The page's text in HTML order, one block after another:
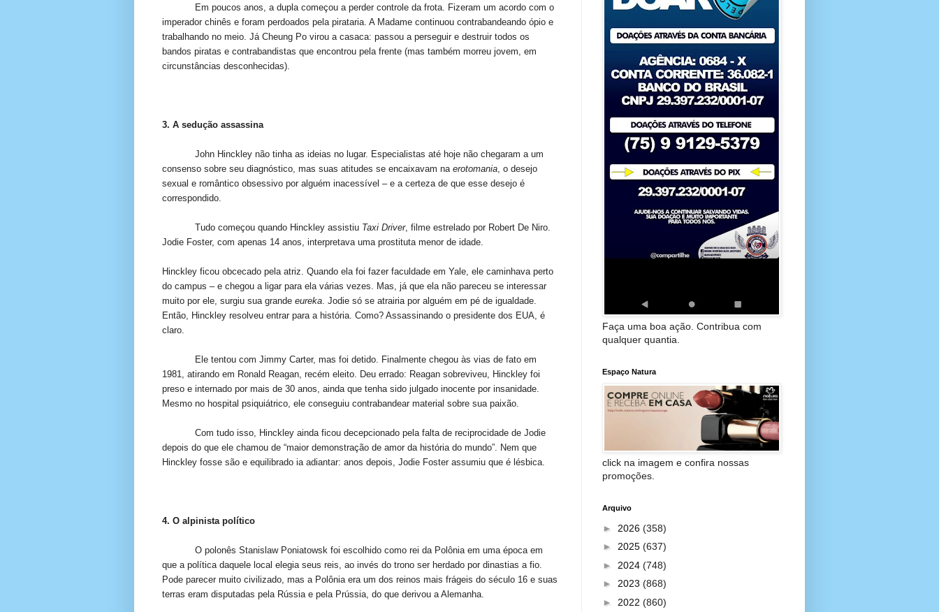
Em poucos anos, a dupla começou a perder controle da frota. Fizeram um acordo com o
imperador chinês e foram perdoados pela pirataria. A Madame continuou contrabandeando ópio e
trabalhando no meio. Já Cheung Po virou a casaca: passou a perseguir e destruir todos os
bandos piratas e contrabandistas que encontrou pela frente (mas também morreu jovem, em
circunstâncias desconhecidas).
3. A sedução assassina
John Hinckley não tinha as ideias no lugar. Especialistas até hoje não chegaram a um
consenso sobre seu diagnóstico, mas suas atitudes se encaixavam na erotomania, o desejo
sexual e romântico obsessivo por alguém inacessível – e a certeza de que esse desejo é
correspondido.
Tudo começou quando Hinckley assistiu Taxi Driver, filme estrelado por Robert De Niro.
Jodie Foster, com apenas 14 anos, interpretava uma prostituta menor de idade.
Hinckley ficou obcecado pela atriz. Quando ela foi fazer faculdade em Yale, ele caminhava perto
do campus – e chegou a ligar para ela várias vezes. Mas, já que ela não pareceu se interessar
muito por ele, surgiu sua grande eureka. Jodie só se atrairia por alguém em pé de igualdade.
Então, Hinckley resolveu entrar para a história. Como? Assassinando o presidente dos EUA, é
claro.
Ele tentou com Jimmy Carter, mas foi detido. Finalmente chegou às vias de fato em
1981, atirando em Ronald Reagan, recém eleito. Deu errado: Reagan sobreviveu, Hinckley foi
preso e internado por mais de 30 anos, ainda que tenha sido julgado inocente por insanidade.
Mesmo no hospital psiquiátrico, ele conseguiu contrabandear material sobre sua paixão.
Com tudo isso, Hinckley ainda ficou decepcionado pela falta de reciprocidade de Jodie
depois do que ele chamou de “maior demonstração de amor da história do mundo”. Nem que
Hinckley fosse são e equilibrado ia adiantar: anos depois, Jodie Foster assumiu que é lésbica.
4. O alpinista político
O polonês Stanislaw Poniatowsk foi escolhido como rei da Polônia em uma época em
que a política daquele local elegia seus reis, ao invés do trono ser herdado por dinastias a fio.
Pode parecer muito civilizado, mas a Polônia era um dos reinos mais frágeis do século 16 e suas
terras eram disputadas pela Rússia e pela Prússia, do que derivou a Alemanha.
Faça uma boa ação. Contribua com
qualquer quantia.
Espaço Natura
click na imagem e confira nossas
promoções.
Arquivo
► 2026 (358)
► 2025 (637)
► 2024 (748)
► 2023 (868)
► 2022 (860)